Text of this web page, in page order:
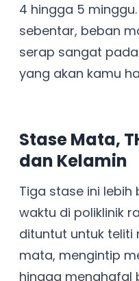
4 hingga 5
sebentar, beban
serap sangat
yang akan kamu
Stase Mata,
dan Kelamin
Tiga stase ini
waktu di poliklinik
dituntut untuk teliti
mata, mengintip
hingga menghafal